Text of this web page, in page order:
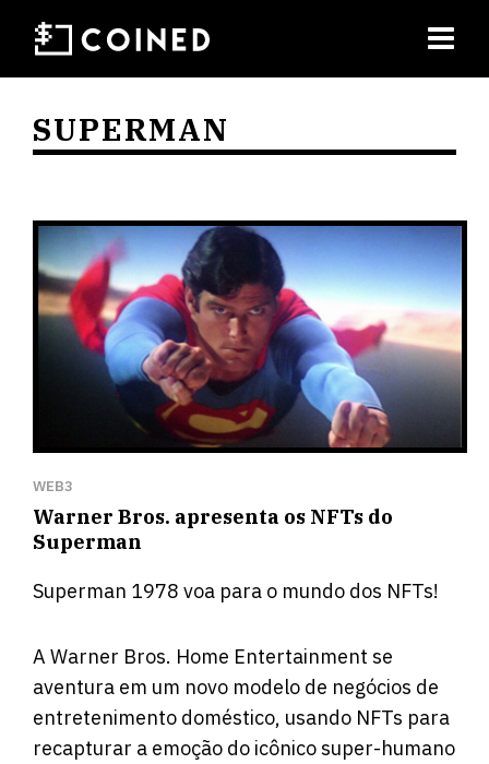
SUPERMAN
WEB3
Warner Bros. apresenta os NFTs do
Superman
Superman 1978 voa para o mundo dos NFTs!
A Warner Bros. Home Entertainment se
aventura em um novo modelo de negócios de
entretenimento doméstico, usando NFTs para
recapturar a emoção do icônico super-humano